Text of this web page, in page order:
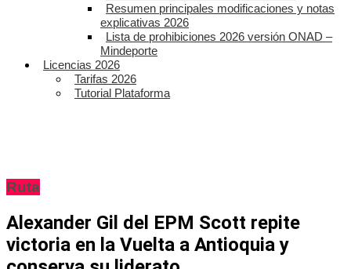
Resumen principales modificaciones y notas
explicativas 2026
Lista de prohibiciones 2026 versión ONAD –
Mindeporte
Licencias 2026
Tarifas 2026
Tutorial Plataforma
Ruta
Alexander Gil del EPM Scott repite
victoria en la Vuelta a Antioquia y